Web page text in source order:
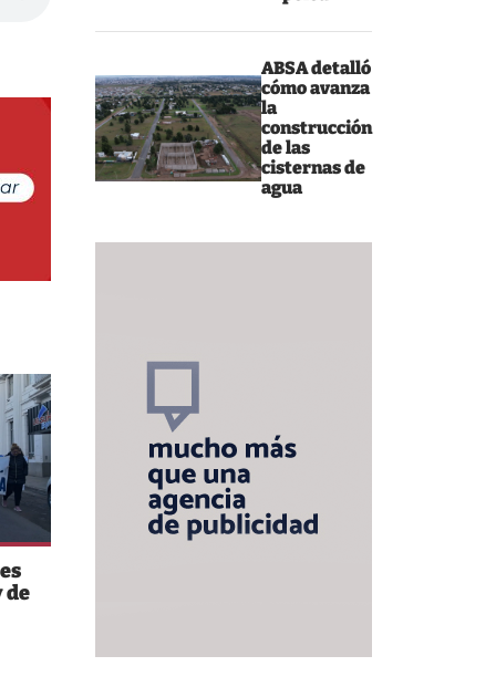
ABSA detalló
cómo avanza
la
construcción
de las
cisternas de
agua
de